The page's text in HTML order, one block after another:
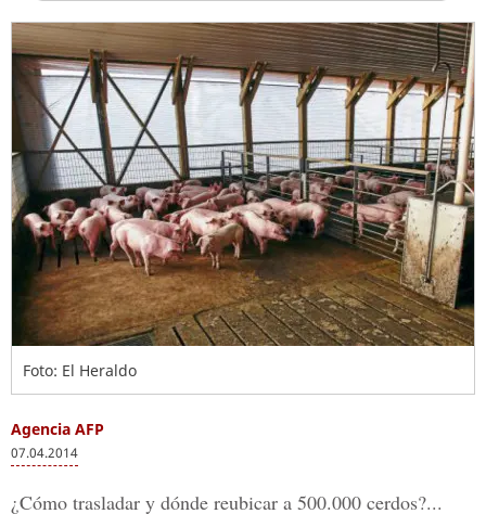
Foto: El Heraldo
Agencia AFP
07.04.2014
¿Cómo trasladar y dónde reubicar a 500.000 cerdos?...